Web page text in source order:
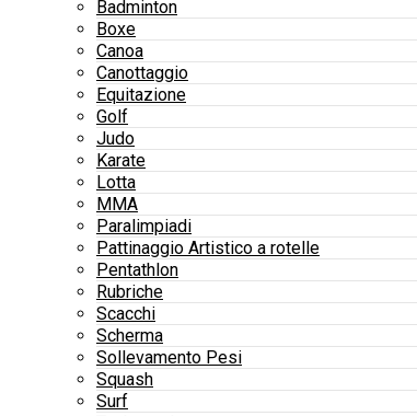
Badminton
Boxe
Canoa
Canottaggio
Equitazione
Golf
Judo
Karate
Lotta
MMA
Paralimpiadi
Pattinaggio Artistico a rotelle
Pentathlon
Rubriche
Scacchi
Scherma
Sollevamento Pesi
Squash
Surf